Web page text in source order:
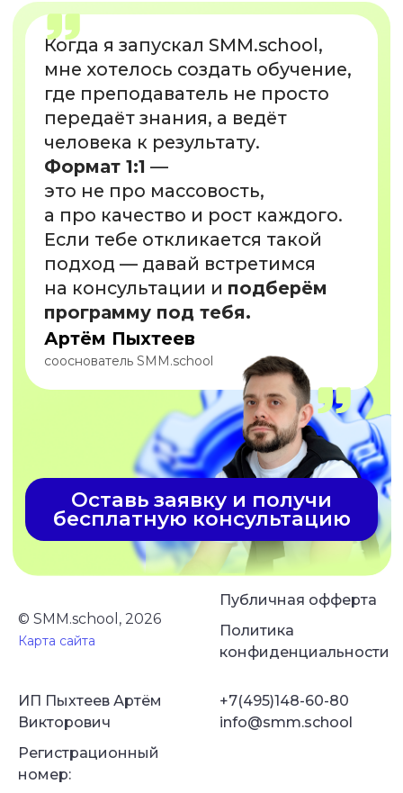
© SMM.school, 2026
Карта сайта
Публичная офферта
Политика
конфиденциальности
ИП Пыхтеев Артём
Викторович
Регистрационный
номер:
+7(495)148-60-80
info@smm.school